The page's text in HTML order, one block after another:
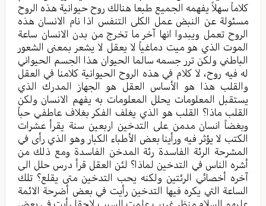
كلاماً سهلاً يفهمه الجميع طبعا هنالك روح حيوانية هذه الروح
مسئولة عن النبض عمل الكلى التنفس اذا نام الانسان هذه
الروح تعمل ويبدوا انها آخر ما تخرج من بدن الانسان ساعة
الموت الذي هو ميت دماغياً لا يعقل لا يشعر بمعنى الشعور
الباطني ولكن ترر جسمه سالما الحيوان هذا الجسم الحيواني
له فيه روح، لا كلام في هذه الروح الحيوانية كلامنا في العقل
والقلب هذا هو الأساس العقل هو الجهاز المدرك الذي
يستقبل المعلومات يحلل المعلومات به يفهم الانسان ولكن
القلب ماذا؟ القلب هو الذي يغلف الفكر بغلاف عاطفي حباً
وبغضاً انسان مدمن على التدخين اربعين سنة يقرأ عشرات
الكتب لا يؤثر فيه ورأينا بعض الأطباء الكبار وهو الذي رأى في
المشرحة الرئة الفاسدة رئة المدخن الفاسدة ومع ذلك من
أشره الناس في التدخين لماذا؟ لئن العقل قرأ درس حلل الى
آخره أخصائي الرئتين ولكنه يحب التدخين متى يقلع؟ تلك
الساعة التي يكره فيها التدخين رأيت في بعض أضرحة الائمة